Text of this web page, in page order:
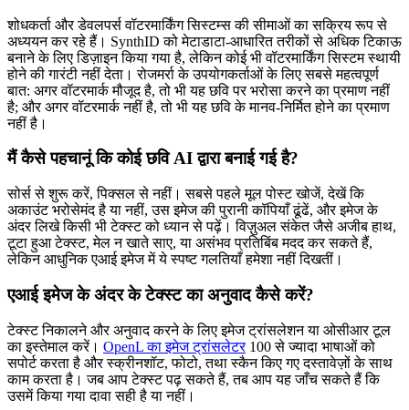
शोधकर्ता और डेवलपर्स वॉटरमार्किंग सिस्टम्स की सीमाओं का सक्रिय रूप से
अध्ययन कर रहे हैं। SynthID को मेटाडाटा-आधारित तरीकों से अधिक टिकाऊ
बनाने के लिए डिज़ाइन किया गया है, लेकिन कोई भी वॉटरमार्किंग सिस्टम स्थायी
होने की गारंटी नहीं देता। रोजमर्रा के उपयोगकर्ताओं के लिए सबसे महत्वपूर्ण
बात: अगर वॉटरमार्क मौजूद है, तो भी यह छवि पर भरोसा करने का प्रमाण नहीं
है; और अगर वॉटरमार्क नहीं है, तो भी यह छवि के मानव-निर्मित होने का प्रमाण
नहीं है।
मैं कैसे पहचानूं कि कोई छवि AI द्वारा बनाई गई है?
सोर्स से शुरू करें, पिक्सल से नहीं। सबसे पहले मूल पोस्ट खोजें, देखें कि
अकाउंट भरोसेमंद है या नहीं, उस इमेज की पुरानी कॉपियाँ ढूंढें, और इमेज के
अंदर लिखे किसी भी टेक्स्ट को ध्यान से पढ़ें। विज़ुअल संकेत जैसे अजीब हाथ,
टूटा हुआ टेक्स्ट, मेल न खाते साए, या असंभव प्रतिबिंब मदद कर सकते हैं,
लेकिन आधुनिक एआई इमेज में ये स्पष्ट गलतियाँ हमेशा नहीं दिखतीं।
एआई इमेज के अंदर के टेक्स्ट का अनुवाद कैसे करें?
टेक्स्ट निकालने और अनुवाद करने के लिए इमेज ट्रांसलेशन या ओसीआर टूल
का इस्तेमाल करें। OpenL का इमेज ट्रांसलेटर100 से ज्यादा भाषाओं को
सपोर्ट करता है और स्क्रीनशॉट, फोटो, तथा स्कैन किए गए दस्तावेज़ों के साथ
काम करता है। जब आप टेक्स्ट पढ़ सकते हैं, तब आप यह जाँच सकते हैं कि
उसमें किया गया दावा सही है या नहीं।